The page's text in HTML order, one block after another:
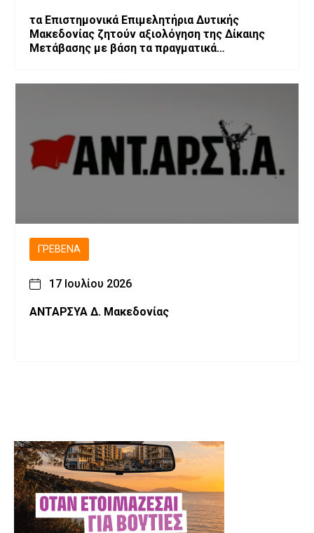
τα Επιστημονικά Επιμελητήρια Δυτικής
Μακεδονίας ζητούν αξιολόγηση της Δίκαιης
Μετάβασης με βάση τα πραγματικά
ΓΡΕΒΕΝΆ
17 Ιουλίου 2026
ΑΝΤΑΡΣΥΑ Δ. Μακεδονίας